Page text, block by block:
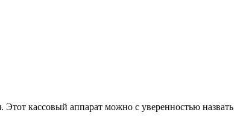
кассовый аппарат можно с уверенностью назвать